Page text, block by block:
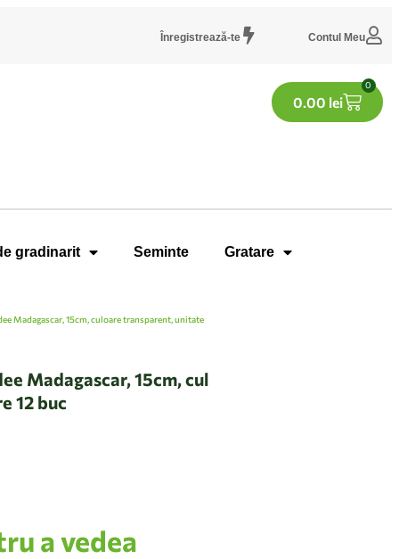
Înregistrează-te Contul Meu
0.00 lei
0
gradinarit Seminte Gratare
Madagascar, 15cm, culoare transparent, unitate
Madagascar, 15cm, cul
12 buc
a vedea